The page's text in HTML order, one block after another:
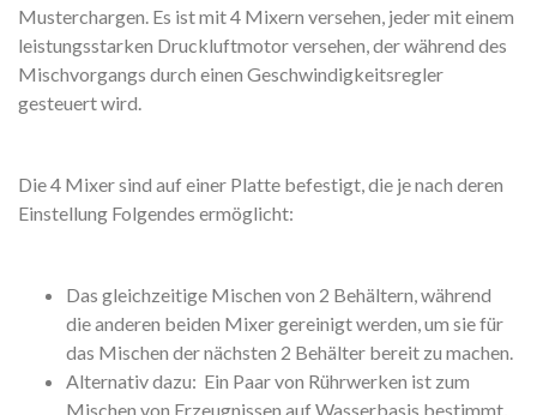
Musterchargen. Es ist mit 4 Mixern versehen, jeder mit einem
leistungsstarken Druckluftmotor versehen, der während des
Mischvorgangs durch einen Geschwindigkeitsregler
gesteuert wird.
Die 4 Mixer sind auf einer Platte befestigt, die je nach deren
Einstellung Folgendes ermöglicht:
Das gleichzeitige Mischen von 2 Behältern, während
die anderen beiden Mixer gereinigt werden, um sie für
das Mischen der nächsten 2 Behälter bereit zu machen.
Alternativ dazu: Ein Paar von Rührwerken ist zum
Mischen von Erzeugnissen auf Wasserbasis bestimmt,